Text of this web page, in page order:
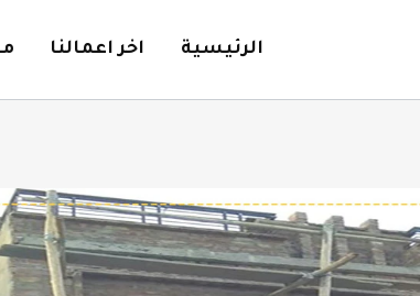
الرئيسية اخر اعمالنا